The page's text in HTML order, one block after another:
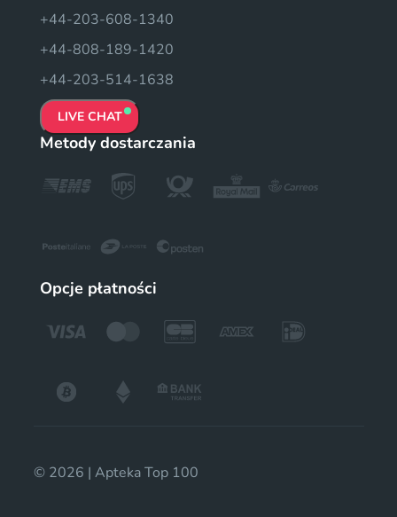
+44-203-608-1340
+44-808-189-1420
+44-203-514-1638
LIVE CHAT
Metody dostarczania
Opcje płatności
© 2026 | Apteka Top 100